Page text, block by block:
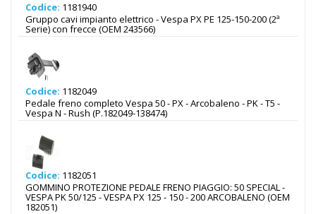
Codice: 1181940
Gruppo cavi impianto elettrico - Vespa PX PE 125-150-200 (2ª
Serie) con frecce (OEM 243566)
Codice: 1182049
Pedale freno completo Vespa 50 - PX - Arcobaleno - PK - T5 -
Vespa N - Rush (P.182049-138474)
Codice: 1182051
GOMMINO PROTEZIONE PEDALE FRENO PIAGGIO: 50 SPECIAL -
VESPA PK 50/125 - VESPA PX 125 - 150 - 200 ARCOBALENO (OEM
182051)